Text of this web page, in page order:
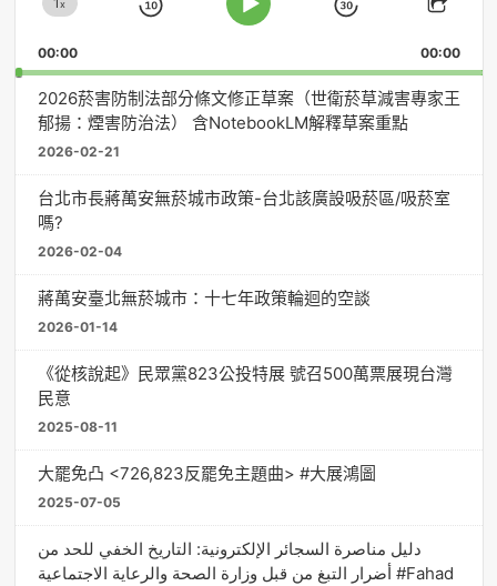
Change
Rate
x
Skip
Play
Jump
Forward
Share
00:00 00:00
2026菸害防制法部分條文修正草案（世衛菸草減害專家王
郁揚：煙害防治法） 含NotebookLM解釋草案重點
2026-02-21
台北市長蔣萬安無菸城市政策-台北該廣設吸菸區/吸菸室
嗎?
2026-02-04
蔣萬安臺北無菸城市：十七年政策輪迴的空談
2026-01-14
《從核說起》民眾黨823公投特展 號召500萬票展現台灣
民意
2025-08-11
大罷免凸 <726,823反罷免主題曲> #大展鴻圖
2025-07-05
دليل مناصرة السجائر الإلكترونية: التاريخ الخفي للحد من
أضرار التبغ من قبل وزارة الصحة والرعاية الاجتماعية #Fahad